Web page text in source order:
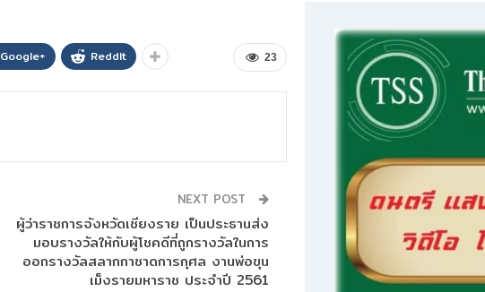
23
Google+ ReddIt
NEXT POST
ผู้ว่าราชการจังหวัดเชียงราย เป็นประธานส่ง
มอบรางวัลให้กับผู้โชคดีที่ถูกรางวัลในการ
ออกรางวัลสลากกาชาดการกุศล งานพ่อขุน
เม็งรายมหาราช ประจำปี 2561